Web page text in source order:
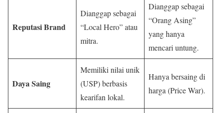
Reputasi Brand
Dianggap sebagai
“Local Hero” atau
mitra.
Dianggap sebagai
“Orang Asing”
yang hanya
mencari untung.
Daya Saing
Memiliki nilai unik
(USP) berbasis
kearifan lokal.
Hanya bersaing di
harga (Price War).